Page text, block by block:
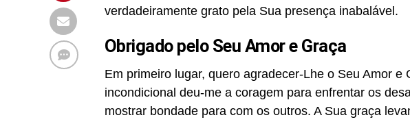
verdadeiramente grato pela Sua presença inabalável.
Obrigado pelo Seu Amor e Graça
Em primeiro lugar, quero agradecer-Lhe o Seu Amor e
incondicional deu-me a coragem para enfrentar os
mostrar bondade para com os outros. A Sua graça